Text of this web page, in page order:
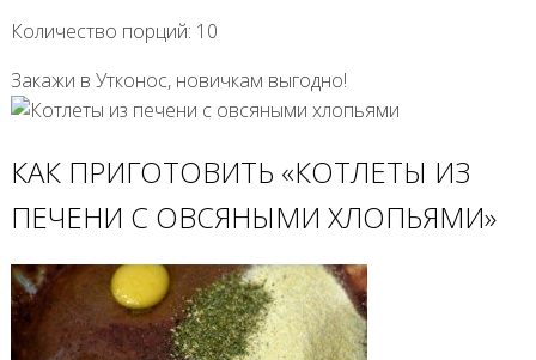
Количество порций: 10
Закажи в Утконос, новичкам выгодно!
КАК ПРИГОТОВИТЬ «КОТЛЕТЫ ИЗ
ПЕЧЕНИ С ОВСЯНЫМИ ХЛОПЬЯМИ»